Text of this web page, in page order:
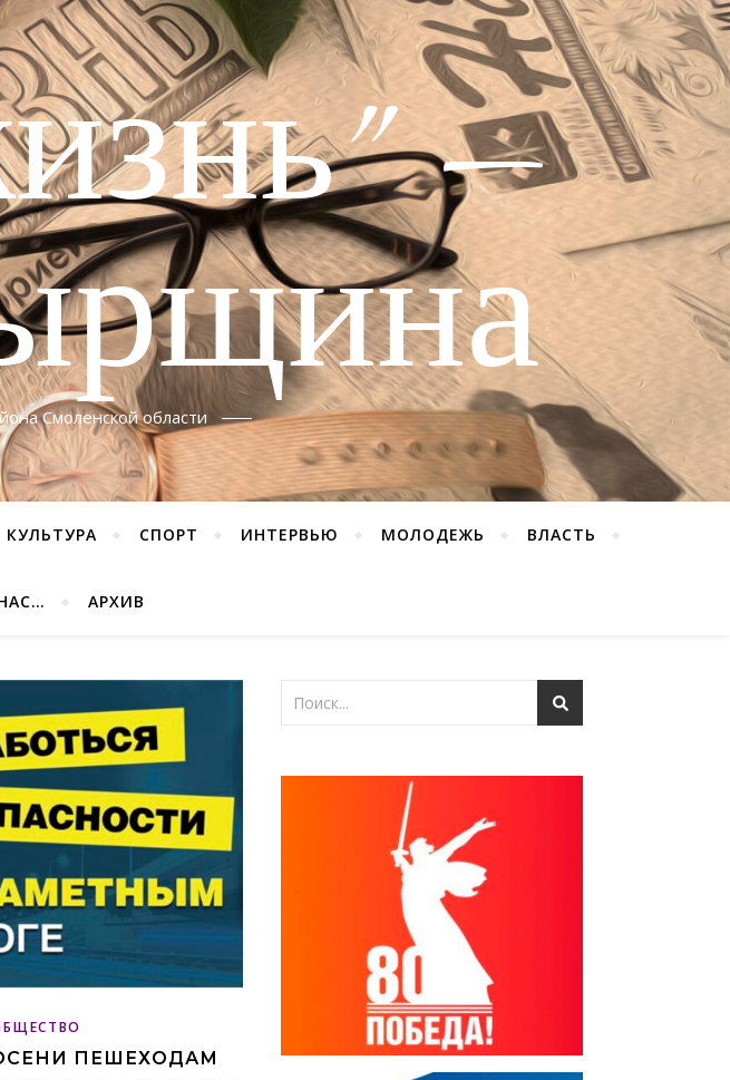
—
Смоленской области
КУЛЬТУРА СПОРТ ИНТЕРВЬЮ МОЛОДЕЖЬ ВЛАСТЬ
АРХИВ
ПЕШЕХОДАМ